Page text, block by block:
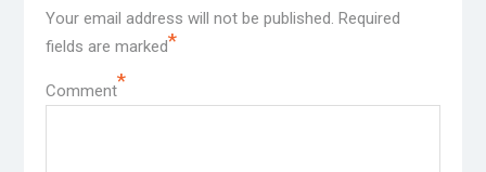
Your email address will not be published. Required
fields are marked*
Comment*